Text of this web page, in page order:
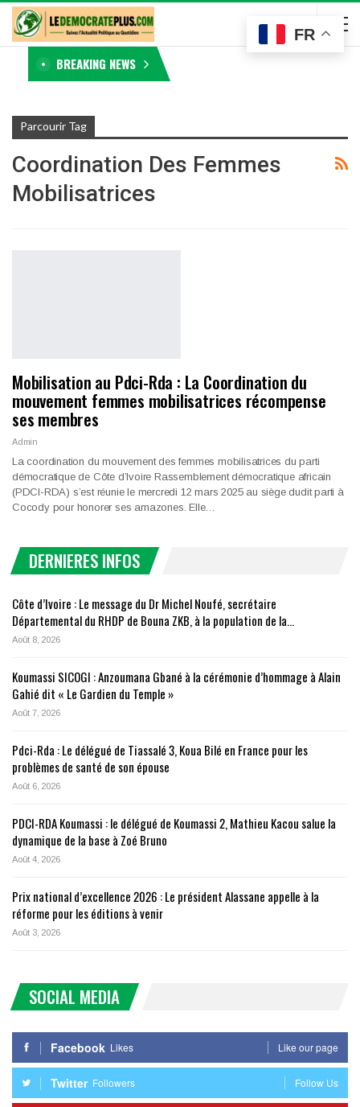
BREAKING NEWS
Parcourir Tag
Coordination Des Femmes
Mobilisatrices
Mobilisation au Pdci-Rda : La Coordination du
mouvement femmes mobilisatrices récompense
ses membres
Admin
La coordination du mouvement des femmes mobilisatrices du parti
démocratique de Côte d’Ivoire Rassemblement démocratique africain
(PDCI-RDA) s’est réunie le mercredi 12 mars 2025 au siège dudit parti à
Cocody pour honorer ses amazones. Elle…
DERNIERES INFOS
Côte d’Ivoire : Le message du Dr Michel Noufé, secrétaire
Départemental du RHDP de Bouna ZKB, à la population de la…
Août 8, 2026
Koumassi SICOGI : Anzoumana Gbané à la cérémonie d’hommage à Alain
Gahié dit « Le Gardien du Temple »
Août 7, 2026
Pdci-Rda : Le délégué de Tiassalé 3, Koua Bilé en France pour les
problèmes de santé de son épouse
Août 6, 2026
PDCI-RDA Koumassi : le délégué de Koumassi 2, Mathieu Kacou salue la
dynamique de la base à Zoé Bruno
Août 4, 2026
Prix national d’excellence 2026 : Le président Alassane appelle à la
réforme pour les éditions à venir
Août 3, 2026
SOCIAL MEDIA
Facebook Likes Like our page
Twitter Followers Follow Us
FR